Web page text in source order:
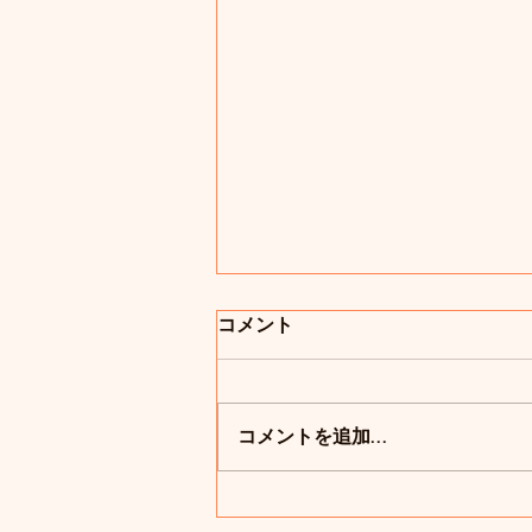
豆まき👹2月3日(金)
コメント
コメントを追加…